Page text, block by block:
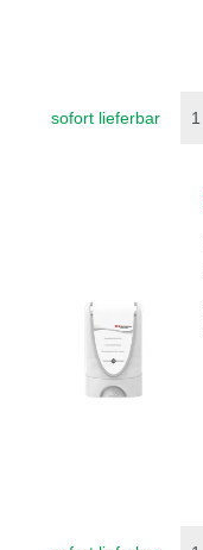
sofort lieferbar